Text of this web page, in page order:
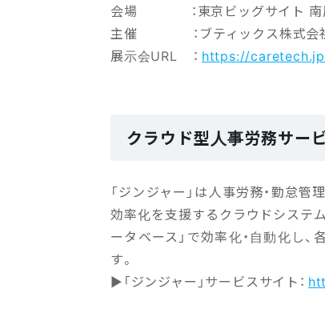
会場 ：東京ビッグサイト 南
主催 ：ブティックス株式会
展示会URL ： https://
クラウド型人事労務サー
「ジンジャー」は人事労務・勤怠管
効率化を支援するクラウドシステ
ータベース」で効率化・自動化し
す。
▶「ジンジャー」サービスサイト：